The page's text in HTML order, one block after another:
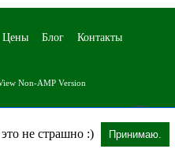
Цены Блог Контакты
Non-AMP Version
не страшно :) Принимаю.